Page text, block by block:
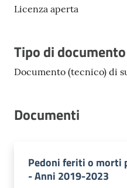
Licenza aperta
Tipo di documento
Documento (tecnico) di
Documenti
Pedoni feriti o morti
- Anni 2019-2023